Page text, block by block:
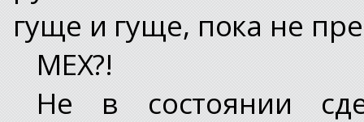
гуще и гуще, пока не
МЕХ?!
Не в состоянии